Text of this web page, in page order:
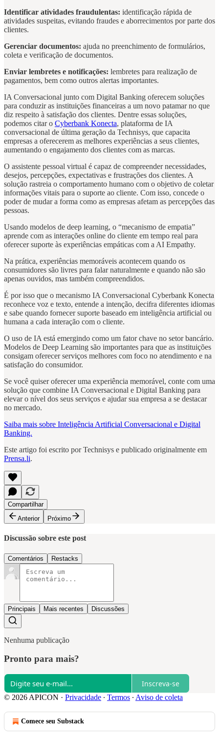
Identificar atividades fraudulentas: identificação rápida de
atividades suspeitas, evitando fraudes e aborrecimentos por parte dos
clientes.
Gerenciar documentos: ajuda no preenchimento de formulários,
coleta e verificação de documentos.
Enviar lembretes e notificações: lembretes para realização de
pagamentos, bem como outros alertas importantes.
IA Conversacional junto com Digital Banking oferecem soluções
para conduzir as instituições financeiras a um novo patamar no que
diz respeito à satisfação dos clientes. Dentre essas soluções,
podemos citar o Cyberbank Konecta, plataforma de IA
conversacional de última geração da Technisys, que capacita
empresas a oferecerem as melhores experiências a seus clientes,
aumentando o engajamento dos clientes com as marcas.
O assistente pessoal virtual é capaz de compreender necessidades,
desejos, percepções, expectativas e frustrações dos clientes. A
solução rastreia o comportamento humano com o objetivo de coletar
informações vitais para o suporte ao cliente. Com isso, concede o
poder de mudar a forma como as empresas afetam as percepções das
pessoas.
Usando modelos de deep learning, o “mecanismo de empatia”
aprende com as interações online do cliente em tempo real para
oferecer suporte às experiências empáticas com a AI Empathy.
Na prática, experiências memoráveis acontecem quando os
consumidores são livres para falar naturalmente e quando não são
apenas ouvidos, mas também compreendidos.
É por isso que o mecanismo IA Conversacional Cyberbank Konecta
reconhece voz e texto, entende a intenção, decifra diferentes idiomas
e sabe quando fornecer suporte baseado em inteligência artificial ou
humana a cada interação com o cliente.
O uso de IA está emergindo como um fator chave no setor bancário.
Modelos de Deep Learning são importantes para que as instituições
consigam oferecer serviços melhores com foco no atendimento e na
satisfação do consumidor.
Se você quiser oferecer uma experiência memorável, conte com uma
solução que combine IA Conversacional e Digital Banking para
elevar o nível dos seus serviços e ajudar sua empresa a se destacar
no mercado.
Saiba mais sobre Inteligência Artificial Conversacional e Digital
Banking.
Este artigo foi escrito por Technisys e publicado originalmente em
Prensa.li.
Compartilhar
Anterior
Próximo
Discussão sobre este post
Comentários Restacks
Principais Mais recentes Discussões
Nenhuma publicação
Pronto para mais?
Inscreva-se
© 2026 APICON · Privacidade ∙ Termos ∙ Aviso de coleta
Comece seu Substack